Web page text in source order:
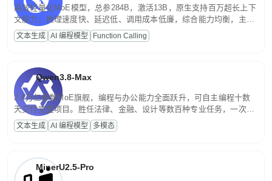
高效轻量化MoE模型，总参284B，激活13B，原生支持百万超长上下
文能力。推理速度快、延迟低、调用成本低廉，综合能力均衡，主打
高并发、轻量化任务，适合日常对话、内容创作、基础 RAG、批量
文案处理等普惠刚需场景。
文本生成 AI 编程模型 Function Calling
Qwen3.8-Max
2.4万亿参数MoE旗舰，编程与办公能力全面跃升，可自主编程十数
天交付完整项目。胜任法律、金融、设计等数百种专业任务，一次对
话端到端交付生产级成果。原生视觉理解贯穿规划、执行与验证全流
程，支持超长文档与长视频的深度语义解析。长程任务中自主规划与
文本生成 AI 编程模型 多模态
MinerU2.5-Pro